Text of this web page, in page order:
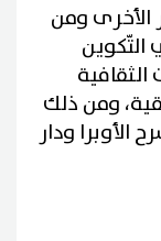
الأخرى ومن
التّكوين
ومن ذلك
الأوبرا ودار